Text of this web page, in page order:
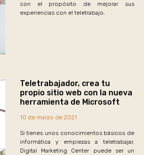
con el propósito de mejorar sus
experiencias con el teletrabajo.
Teletrabajador, crea tu
propio sitio web con la nueva
herramienta de Microsoft
10 de marzo de 2021
Si tienes unos conocimientos básicos de
informática y empiezas a teletrabajar,
Digital Marketing Center puede ser un